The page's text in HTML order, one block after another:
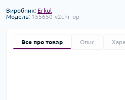
Виробник: Erkul
Модель: 155650-v2chr-op
Все про товар Опис